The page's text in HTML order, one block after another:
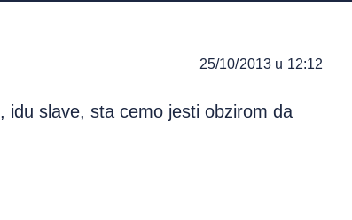
25/10/2013 u 12:12
idu slave, sta cemo jesti obzirom da